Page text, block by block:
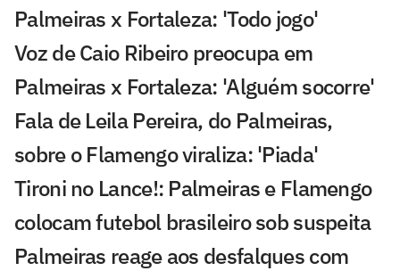
Palmeiras x Fortaleza: 'Todo jogo'
Voz de Caio Ribeiro preocupa em
Palmeiras x Fortaleza: 'Alguém socorre'
Fala de Leila Pereira, do Palmeiras,
sobre o Flamengo viraliza: 'Piada'
Tironi no Lance!: Palmeiras e Flamengo
colocam futebol brasileiro sob suspeita
Palmeiras reage aos desfalques com